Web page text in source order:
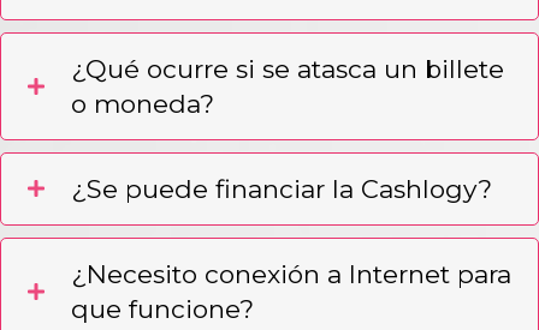
¿Qué ocurre si se atasca un billete
o moneda?
¿Se puede financiar la Cashlogy?
¿Necesito conexión a Internet para
que funcione?